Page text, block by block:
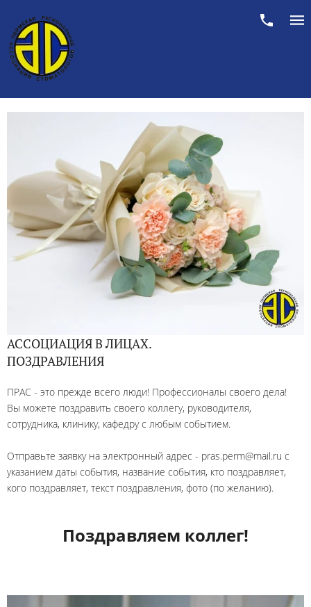
АССОЦИАЦИЯ В ЛИЦАХ.
ПОЗДРАВЛЕНИЯ
ПРАС - это прежде всего люди! Профессионалы своего дела!
Вы можете поздравить своего коллегу, руководителя,
сотрудника, клинику, кафедру с любым событием.
Отправьте заявку на электронный адрес - pras.perm@mail.ru с
указанием даты события, название события, кто поздравляет,
кого поздравляет, текст поздравления, фото (по желанию).
Поздравляем коллег!